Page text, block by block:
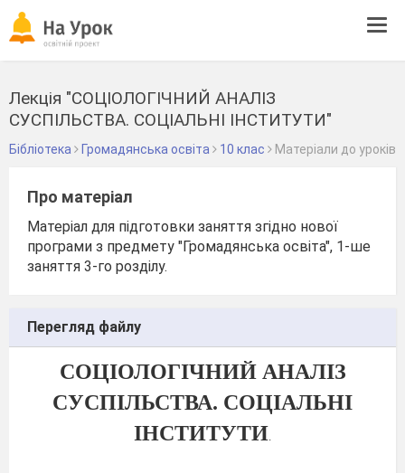
Лекція "СОЦІОЛОГІЧНИЙ АНАЛІЗ
СУСПІЛЬСТВА. СОЦІАЛЬНІ ІНСТИТУТИ"
Бібліотека Громадянська освіта 10 клас Матеріали до уроків
Про матеріал
Матеріал для підготовки заняття згідно нової
програми з предмету "Громадянська освіта", 1-ше
заняття 3-го розділу.
Перегляд файлу
СОЦІОЛОГІЧНИЙ АНАЛІЗ
СУСПІЛЬСТВА. СОЦІАЛЬНІ
ІНСТИТУТИ.